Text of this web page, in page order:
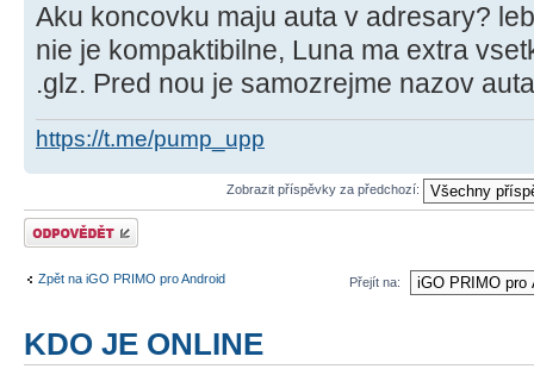
Aku koncovku maju auta v adresary?
nie je kompaktibilne, Luna ma extra
.glz. Pred nou je samozrejme nazov auta
https://t.me/pump_upp
Zobrazit příspěvky za předchozí:
Odeslat odpověď
Zpět na iGO PRIMO pro Android Přejít na:
KDO JE ONLINE